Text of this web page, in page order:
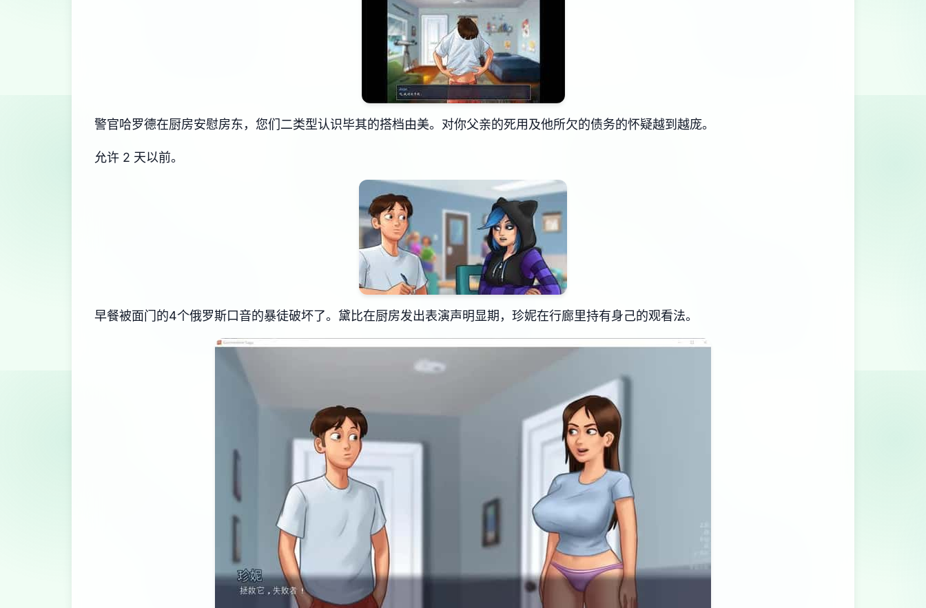
警官哈罗德在厨房安慰房东，您们二类型认识毕其的搭档由美。对你父亲的死用及他所欠的债务的怀疑越到越庞。
允许 2 天以前。
早餐被面门的4个俄罗斯口音的暴徒破坏了。黛比在厨房发出表演声明显期，珍妮在行廊里持有身己的观看法。